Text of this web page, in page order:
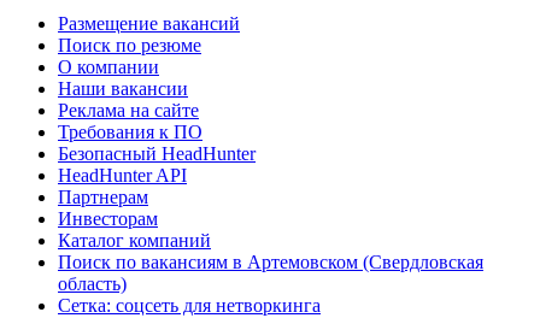
Размещение вакансий
Поиск по резюме
О компании
Наши вакансии
Реклама на сайте
Требования к ПО
Безопасный HeadHunter
HeadHunter API
Партнерам
Инвесторам
Каталог компаний
Поиск по вакансиям в Артемовском (Свердловская
область)
Сетка: соцсеть для нетворкинга